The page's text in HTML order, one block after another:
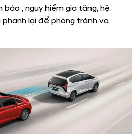
báo , nguy hiểm gia tăng, hệ
lại để phòng tránh va